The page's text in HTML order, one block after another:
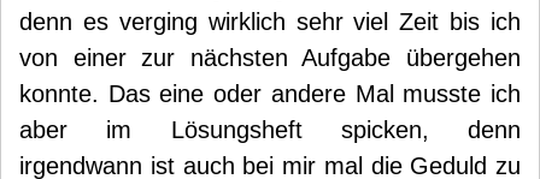
denn es verging wirklich sehr viel Zeit bis ich
von einer zur nächsten Aufgabe übergehen
konnte. Das eine oder andere Mal musste ich
aber im Lösungsheft spicken, denn
irgendwann ist auch bei mir mal die Geduld zu